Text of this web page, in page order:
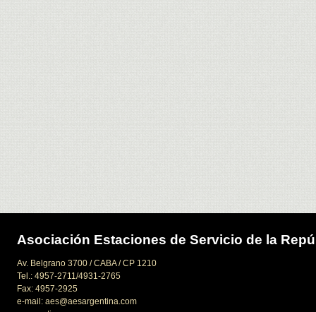
Asociación Estaciones de Servicio de la
Av. Belgrano 3700 / CABA / CP 1210
Tel.: 4957-2711/4931-2765
Fax: 4957-2925
e-mail: aes@aesargentina.com